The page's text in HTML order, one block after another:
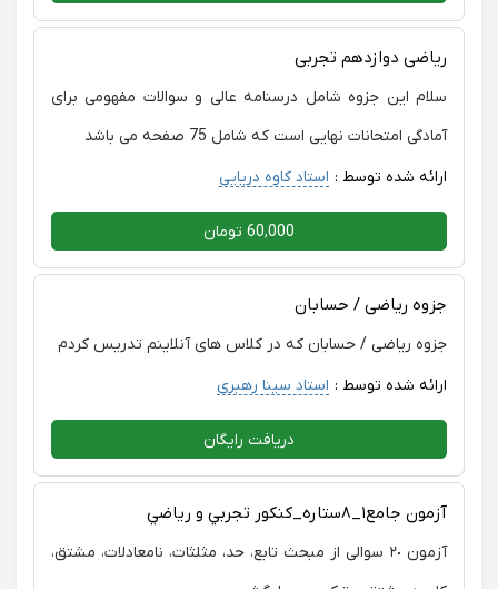
ریاضی دوازدهم تجربی
سلام این جزوه شامل درسنامه عالی و سوالات مفهومی برای
آمادگی امتحانات نهایی است که شامل 75 صفحه می باشد
ارائه شده توسط : استاد کاوه دریایی
60,000 تومان
جزوه ریاضی / حسابان
جزوه ریاضی / حسابان که در کلاس های آنلاینم تدریس کردم
ارائه شده توسط : استاد سینا رهبری
دریافت رایگان
آزمون جامع١_٨ستاره_كنكور تجربي و رياضي
آزمون ٢٠ سوالی از مبحث تابع، حد، مثلثات، نامعادلات، مشتق،